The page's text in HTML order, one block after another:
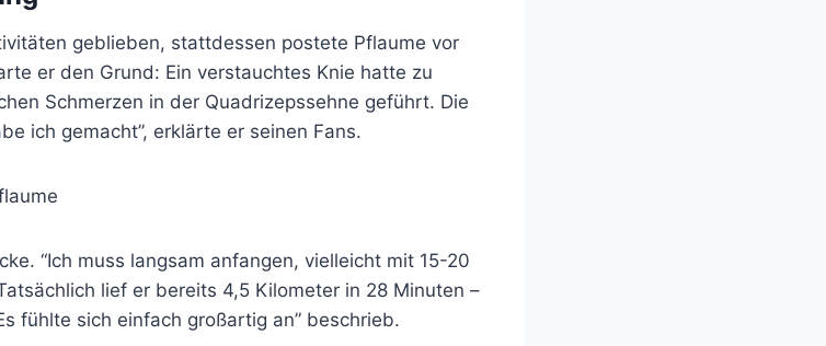
geblieben, stattdessen postete Pflaume vor
er den Grund: Ein verstauchtes Knie hatte zu
Schmerzen in der Quadrizepssehne geführt. Die
ich gemacht”, erklärte er seinen Fans.
“Ich muss langsam anfangen, vielleicht mit 15-20
lief er bereits 4,5 Kilometer in 28 Minuten –
fühlte sich einfach großartig an” beschrieb.